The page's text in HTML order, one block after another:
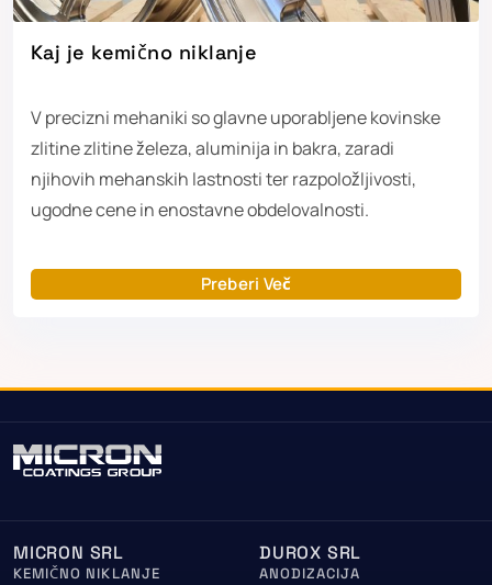
Kaj je kemično niklanje
V precizni mehaniki so glavne uporabljene kovinske
zlitine zlitine železa, aluminija in bakra, zaradi
njihovih mehanskih lastnosti ter razpoložljivosti,
ugodne cene in enostavne obdelovalnosti.
Preberi Več
MICRON SRL
KEMIČNO NIKLANJE
DUROX SRL
ANODIZACIJA